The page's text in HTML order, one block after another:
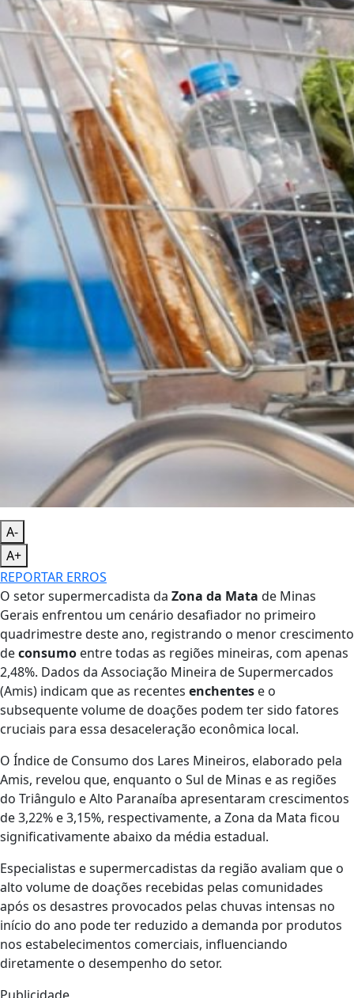
A-
A+
REPORTAR ERROS
O setor supermercadista da Zona da Mata de Minas
Gerais enfrentou um cenário desafiador no primeiro
quadrimestre deste ano, registrando o menor crescimento
deconsumo entre todas as regiões mineiras, com apenas
2,48%. Dados da Associação Mineira de Supermercados
(Amis) indicam que as recentes enchentes e o
subsequente volume de doações podem ter sido fatores
cruciais para essa desaceleração econômica local.
O Índice de Consumo dos Lares Mineiros, elaborado pela
Amis, revelou que, enquanto o Sul de Minas e as regiões
do Triângulo e Alto Paranaíba apresentaram crescimentos
de 3,22% e 3,15%, respectivamente, a Zona da Mata ficou
significativamente abaixo da média estadual.
Especialistas e supermercadistas da região avaliam que o
alto volume de doações recebidas pelas comunidades
após os desastres provocados pelas chuvas intensas no
início do ano pode ter reduzido a demanda por produtos
nos estabelecimentos comerciais, influenciando
diretamente o desempenho do setor.